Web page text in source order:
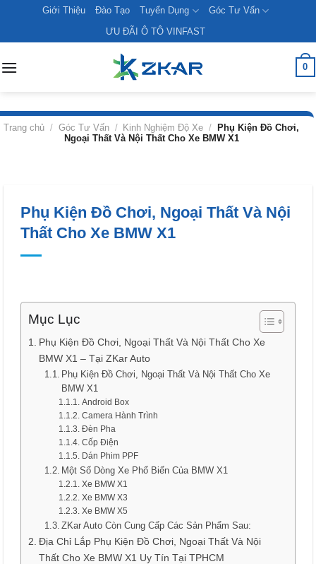
content
Giới Thiệu Đào Tạo Tuyển Dụng
Góc Tư Vấn
ƯU ĐÃI Ô TÔ VINFAST
0
Trang chủ / Góc Tư Vấn / Kinh Nghiệm Độ Xe /
Phụ Kiện Đồ Chơi,
Ngoại Thất Và Nội Thất Cho Xe BMW X1
Phụ Kiện Đồ Chơi, Ngoại Thất Và Nội
Thất Cho Xe BMW X1
Mục Lục
Phụ Kiện Đồ Chơi, Ngoại Thất Và Nội Thất Cho Xe
BMW X1 – Tại ZKar Auto
Phụ Kiện Đồ Chơi, Ngoại Thất Và Nội Thất Cho Xe
BMW X1
Android Box
Camera Hành Trình
Đèn Pha
Cốp Điện
Dán Phim PPF
Một Số Dòng Xe Phổ Biến Của BMW X1
Xe BMW X1
Xe BMW X3
Xe BMW X5
ZKar Auto Còn Cung Cấp Các Sản Phẩm Sau:
Địa Chỉ Lắp Phụ Kiện Đồ Chơi, Ngoại Thất Và Nội
Thất Cho Xe BMW X1 Uy Tín Tại TPHCM